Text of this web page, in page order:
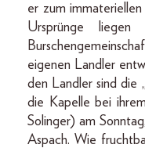
er zum
Ursprünge
eigenen Landler
den Landler sind die
die Kapelle bei
Solinger) am
Aspach. Wie